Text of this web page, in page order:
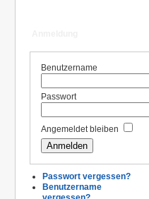
Benutzername
Passwort
Angemeldet bleiben
Passwort vergessen?
Benutzername